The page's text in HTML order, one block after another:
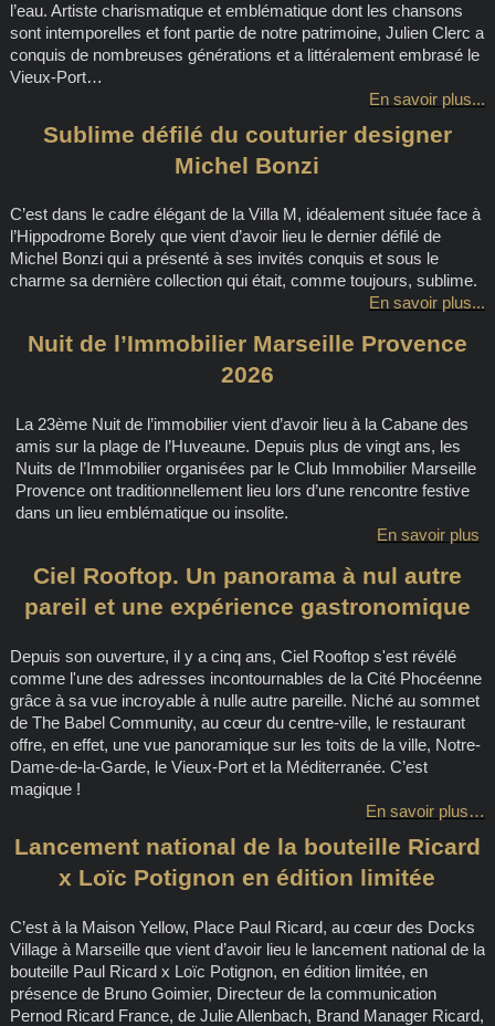
l’eau. Artiste charismatique et emblématique dont les chansons
sont intemporelles et font partie de notre patrimoine, Julien Clerc a
conquis de nombreuses générations et a littéralement embrasé le
Vieux-Port…
En savoir plus...
Sublime défilé du couturier designer
Michel Bonzi
C’est dans le cadre élégant de la Villa M, idéalement située face à
l’Hippodrome Borely que vient d’avoir lieu le dernier défilé de
Michel Bonzi qui a présenté à ses invités conquis et sous le
charme sa dernière collection qui était, comme toujours, sublime.
En savoir plus...
Nuit de l’Immobilier Marseille Provence
2026
La 23ème Nuit de l’immobilier vient d’avoir lieu à la Cabane des
amis sur la plage de l’Huveaune. Depuis plus de vingt ans, les
Nuits de l’Immobilier organisées par le Club Immobilier Marseille
Provence ont traditionnellement lieu lors d’une rencontre festive
dans un lieu emblématique ou insolite.
En savoir plus
Ciel Rooftop. Un panorama à nul autre
pareil et une expérience gastronomique
Depuis son ouverture, il y a cinq ans, Ciel Rooftop s'est révélé
comme l'une des adresses incontournables de la Cité Phocéenne
grâce à sa vue incroyable à nulle autre pareille. Niché au sommet
de The Babel Community, au cœur du centre-ville, le restaurant
offre, en effet, une vue panoramique sur les toits de la ville, Notre-
Dame-de-la-Garde, le Vieux-Port et la Méditerranée. C’est
magique !
En savoir plus…
Lancement national de la bouteille Ricard
x Loïc Potignon en édition limitée
C’est à la Maison Yellow, Place Paul Ricard, au cœur des Docks
Village à Marseille que vient d’avoir lieu le lancement national de la
bouteille Paul Ricard x Loïc Potignon, en édition limitée, en
présence de Bruno Goimier, Directeur de la communication
Pernod Ricard France, de Julie Allenbach, Brand Manager Ricard,